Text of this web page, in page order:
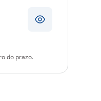
do prazo.